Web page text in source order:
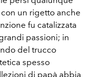
un rigetto anche
fu catalizzata
passioni; in
del trucco
spesso
di papà abbia